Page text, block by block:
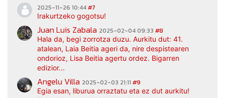
2025-11-26 10:44#7
Irakurtzeko gogotsu!
Juan Luis Zabala 2025-02-04 09:33 #8
Hala da, begi zorrotza duzu. Aurkitu dut: 41.
atalean, Laia Beitia ageri da, nire despistearen
ondorioz, Lisa Beitia agertu ordez. Bigarren
edizior...
Angelu Villa 2025-02-03 21:11 #9
Egia esan, liburua orraztatu eta ez dut aurkitu!